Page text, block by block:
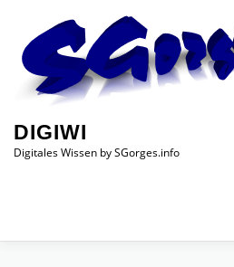
Inhalt
springen
DIGIWI
Digitales Wissen by SGorges.info